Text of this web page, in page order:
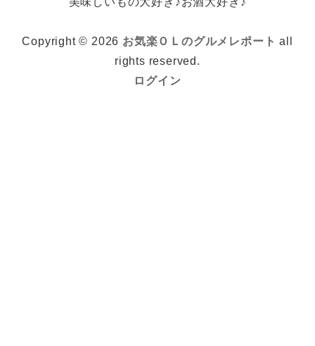
Copyright © 2026 お気楽ＯＬのグルメレポート all
rights reserved.
ログイン